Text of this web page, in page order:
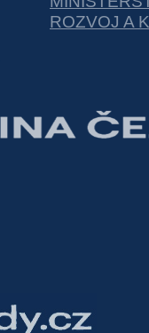
ROZVOJ A